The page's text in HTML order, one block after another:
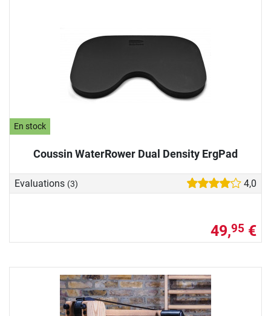
En stock
Coussin WaterRower Dual Density ErgPad
Evaluations (3) 4,0
49,95 €